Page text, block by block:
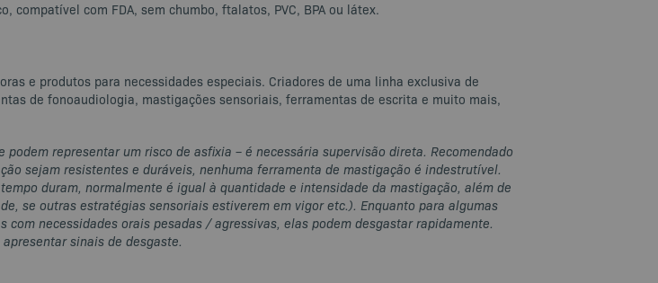
compatível com FDA, sem chumbo, ftalatos, PVC, BPA ou látex.
e produtos para necessidades especiais. Criadores de uma linha exclusiva de
de fonoaudiologia, mastigações sensoriais, ferramentas de escrita e muito mais,
representar um risco de asfixia – é necessária supervisão direta. Recomendado
sejam resistentes e duráveis, nenhuma ferramenta de mastigação é indestrutível.
duram, normalmente é igual à quantidade e intensidade da mastigação, além de
se outras estratégias sensoriais estiverem em vigor etc.). Enquanto para algumas
necessidades orais pesadas / agressivas, elas podem desgastar rapidamente.
sinais de desgaste.